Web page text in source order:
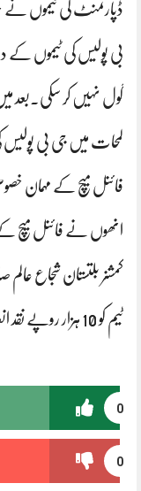
ڈپارٹمنٹ کی ٹیموں نے
بی پولیس کی ٹیموں کے
لمحات میں جی بی پولیس
فائنل میچ کے مہمان
انھوں نے فائنل میچ کے
ٹیم کو 10 ہزار روپے نقد انعام کا بھی اعلان کیا۔
0
0